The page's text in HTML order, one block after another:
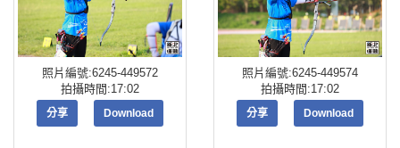
照片編號:6245-449572
拍攝時間:17:02
分享 Download
照片編號:6245-449574
拍攝時間:17:02
分享 Download